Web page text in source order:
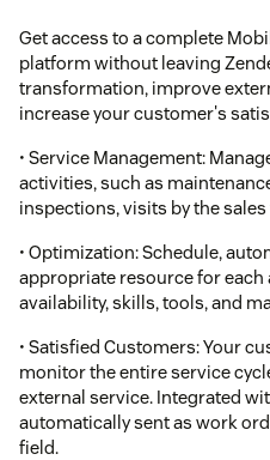
Get access to a complete
platform without leaving
transformation, improve
increase your customer's
• Service Management:
activities, such as
inspections, visits by the
• Optimization: Schedule,
appropriate resource for
availability, skills, tools, and
• Satisfied Customers: Your
monitor the entire service
external service. Integrated
automatically sent as work
field.